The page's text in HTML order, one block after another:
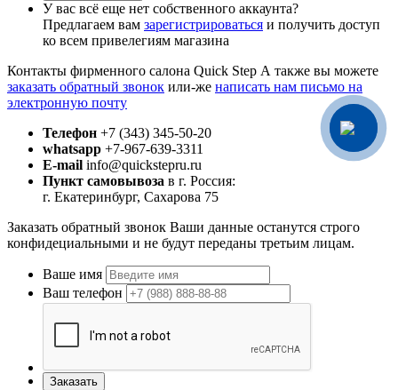
У вас всё еще нет собственного аккаунта?
Предлагаем вам зарегистрироваться и получить доступ
ко всем привелегиям магазина
Контакты фирменного салона Quick Step А также вы можете
заказать обратный звонок или-же написать нам письмо на
электронную почту
Телефон +7 (343) 345-50-20
whatsapp +7-967-639-3311
E-mail info@quickstepru.ru
Пункт самовывоза в г. Россия:
г. Екатеринбург, Сахарова 75
Заказать обратный звонок Ваши данные останутся строго
конфидециальными и не будут переданы третьим лицам.
Ваше имя
Ваш телефон
Заказать